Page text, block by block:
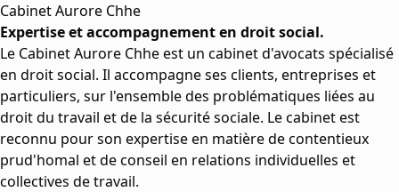
Cabinet Aurore Chhe
Expertise et accompagnement en droit social.
Le Cabinet Aurore Chhe est un cabinet d'avocats spécialisé
en droit social. Il accompagne ses clients, entreprises et
particuliers, sur l'ensemble des problématiques liées au
droit du travail et de la sécurité sociale. Le cabinet est
reconnu pour son expertise en matière de contentieux
prud'homal et de conseil en relations individuelles et
collectives de travail.